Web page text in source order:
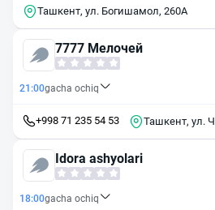
Ташкент, ул. Богишамол, 260А
7777 Мелочей
21:00gacha ochiq
+998 71 235 54 53
Ташкент, ул.
Idora ashyolari
18:00gacha ochiq